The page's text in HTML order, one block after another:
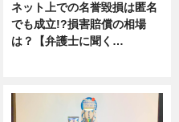
ネット上での名誉毀損は匿名
でも成立!?損害賠償の相場
は？【弁護士に聞く…